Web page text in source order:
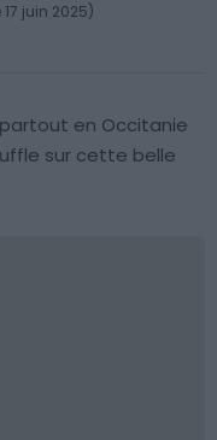
juin 2025)
en Occitanie
sur cette belle